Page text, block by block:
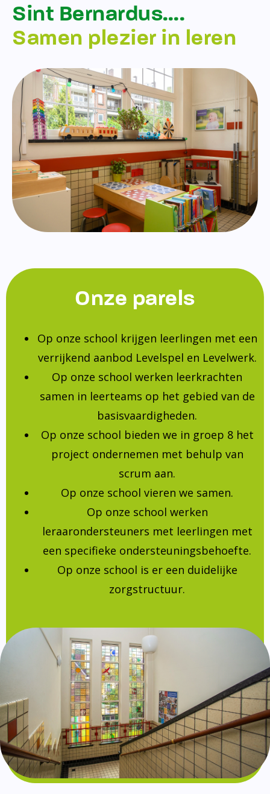
Sint Bernardus….
Samen plezier in leren
Onze parels
Op onze school krijgen leerlingen met een
verrijkend aanbod Levelspel en Levelwerk.
Op onze school werken leerkrachten
samen in leerteams op het gebied van de
basisvaardigheden.
Op onze school bieden we in groep 8 het
project ondernemen met behulp van
scrum aan.
Op onze school vieren we samen.
Op onze school werken
leraarondersteuners met leerlingen met
een specifieke ondersteuningsbehoefte.
Op onze school is er een duidelijke
zorgstructuur.